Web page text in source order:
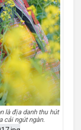
là địa danh thu hút
cải ngút ngàn.